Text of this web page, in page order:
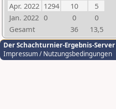
Apr. 2022 1294 10
5
Jan. 2022 0 0
0
Gesamt
36 13,5
Der Schachturnier-Ergebnis-Server
Impressum / Nutzungsbedingungen